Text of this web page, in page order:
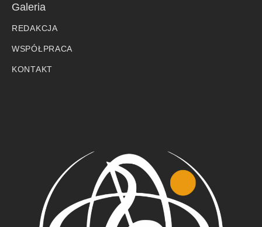
Galeria
REDAKCJA
WSPÓŁPRACA
KONTAKT